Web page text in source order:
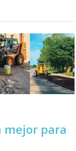
mejor para